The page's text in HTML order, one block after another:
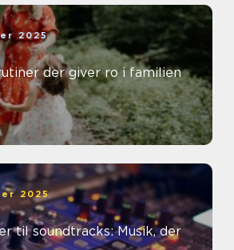
2025
der giver ro i familien
2025
til soundtracks: Musik, der